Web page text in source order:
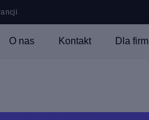
O nas Kontakt Dla firm